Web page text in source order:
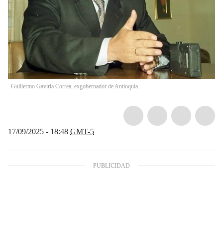
Guillermo Gaviria Correa, exgobernador de Antioquia.
17/09/2025 - 18:48 GMT-5